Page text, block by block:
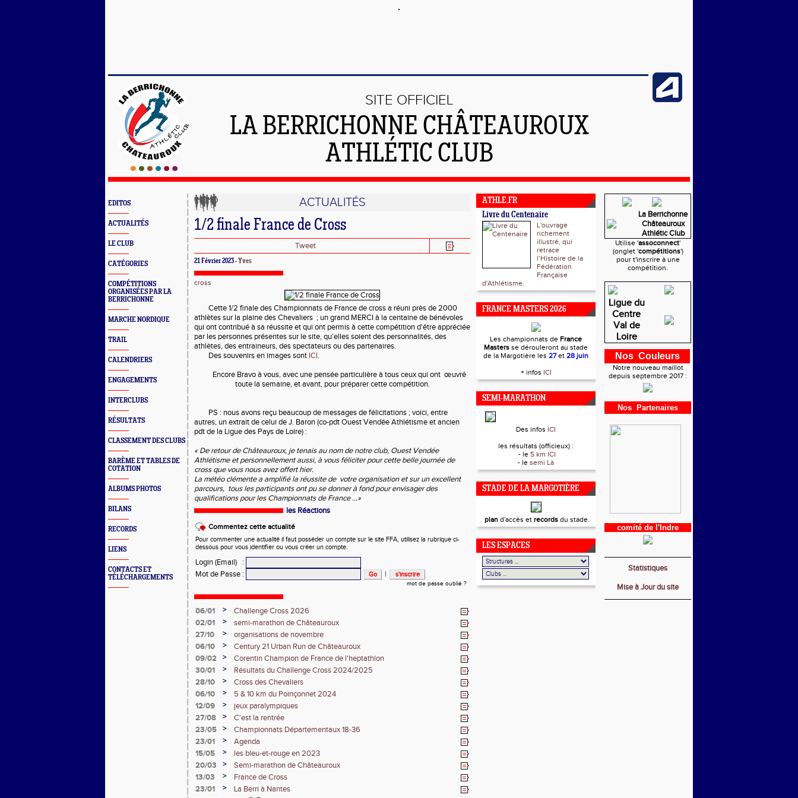
SITE OFFICIEL
LA BERRICHONNE CHÂTEAUROUX
ATHLÉTIC CLUB
EDITOS
ACTUALITÉS
LE CLUB
CATÉGORIES
COMPÉTITIONS
ORGANISÉES PAR LA
BERRICHONNE
MARCHE NORDIQUE
TRAIL
CALENDRIERS
ENGAGEMENTS
INTERCLUBS
RÉSULTATS
CLASSEMENT DES CLUBS
BARÈME ET TABLES DE
COTATION
ALBUMS PHOTOS
BILANS
RECORDS
LIENS
CONTACTS ET
TÉLÉCHARGEMENTS
ACTUALITÉS
1/2 finale France de Cross
Tweet
21 Février 2023 - Yves
cross
Cette 1/2 finale des Championnats de France de cross a réuni près de 2000
athlètes sur la plaine des Chevaliers ; un grand MERCI à la centaine de bénévoles
qui ont contribué à sa réussite et qui ont permis à cette compétition d'être appréciée
par les personnes présentes sur le site, qu'elles soient des personnalités, des
athlètes, des entraineurs, des spectateurs ou des partenaires.
Des souvenirs en images sont ICI.
Encore Bravo à vous, avec une pensée particulière à tous ceux qui ont œuvré
toute la semaine, et avant, pour préparer cette compétition.
PS : nous avons reçu beaucoup de messages de félicitations ; voici, entre
autres, un extrait de celui de J. Baron (co-pdt Ouest Vendée Athlétisme et ancien
pdt de la Ligue des Pays de Loire) :
« De retour de Châteauroux, je tenais au nom de notre club, Ouest Vendée
Athlétisme et personnellement aussi, à vous féliciter pour cette belle journée de
cross que vous nous avez offert hier.
La météo clémente a amplifié la réussite de votre organisation et sur un excellent
parcours, tous les participants ont pu se donner à fond pour envisager des
qualifications pour les Championnats de France ...»
les Réactions
Commentez cette actualité
Pour commenter une actualité il faut posséder un compte sur le site FFA, utilisez la rubrique ci-
dessous pour vous identifier ou vous créer un compte.
Login (Email)
:
Mot de Passe : |
mot de passe oublié ?
06/01 >
Challenge Cross 2026
02/01
>
semi-marathon de Châteauroux
27/10
>
organisations de novembre
06/10
>
Century 21 Urban Run de Châteauroux
09/02
>
Corentin Champion de France de l'heptathlon
30/01
>
Résultats du Challenge Cross 2024/2025
28/10
>
Cross des Chevaliers
06/10
>
5 & 10 km du Poinçonnet 2024
12/09
>
jeux paralympiques
27/08
>
C'est la rentrée
23/05
>
Championnats Départementaux 18-36
23/01
>
Agenda
15/05
>
les bleu-et-rouge en 2023
20/03
>
Semi-marathon de Châteauroux
13/03
>
France de Cross
23/01
>
La Berri à Nantes
ATHLE.FR
Livre du Centenaire
L'ouvrage
richement
illustré, qui
retrace
l’Histoire de la
Fédération
Française
d'Athlétisme.
FRANCE MASTERS 2026
Les championnats de France
Masters se dérouleront au stade
de la Margotière les 27et 28 juin
+ infos ICI
SEMI-MARATHON
Des infos ICI
les résultats (officieux) :
- le 5 km ICI
- le semi Là
STADE DE LA MARGOTIÈRE
pland'accès et recordsdu stade.
LES ESPACES
La Berrichonne
Châteauroux
Athlétic Club
Utilise 'assoconnect'
(onglet 'compétitions')
pour t'inscrire à une
compétition.
Ligue du
Centre
Val de
Loire
Nos Couleurs
Notre nouveau maillot
depuis septembre 2017 :
Nos Partenaires
comité de l'Indre
Statistiques
Mise à Jour du site